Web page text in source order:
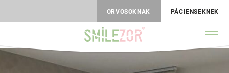
ORVOSOKNAK PÁCIENSEKNEK